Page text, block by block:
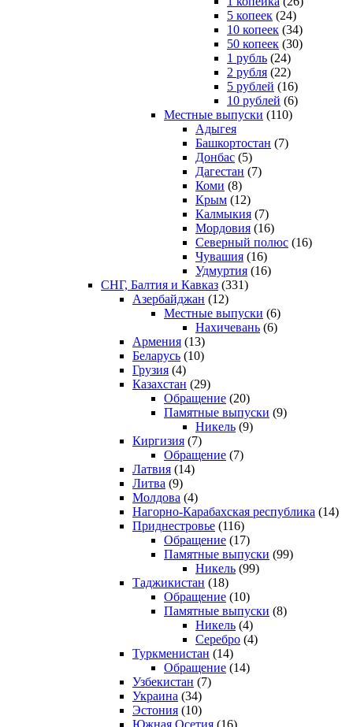
5 копеек (24)
10 копеек (34)
50 копеек (30)
1 рубль (24)
2 рубля (22)
5 рублей (16)
10 рублей (6)
Местные выпуски (110)
Адыгея
Башкортостан (7)
Донбас (5)
Дагестан (7)
Коми (8)
Крым (12)
Калмыкия (7)
Мордовия (16)
Северный полюс (16)
Чувашия (16)
Удмуртия (16)
СНГ, Балтия и Кавказ (331)
Азербайджан (12)
Местные выпуски (6)
Нахичевань (6)
Армения (13)
Беларусь (10)
Грузия (4)
Казахстан (29)
Обращение (20)
Памятные выпуски (9)
Никель (9)
Киргизия (7)
Обращение (7)
Латвия (14)
Литва (9)
Молдова (4)
Нагорно-Карабахская республика (14)
Приднестровье (116)
Обращение (17)
Памятные выпуски (99)
Никель (99)
Таджикистан (18)
Обращение (10)
Памятные выпуски (8)
Никель (4)
Серебро (4)
Туркменистан (14)
Обращение (14)
Узбекистан (7)
Украина (34)
Эстония (10)
Южная Осетия (16)